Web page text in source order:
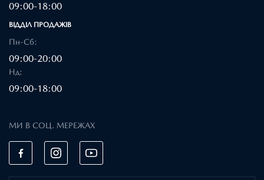
09:00-18:00
ВІДДІЛ ПРОДАЖІВ
Пн-Сб:
09:00-20:00
Нд:
09:00-18:00
МИ В СОЦ. МЕРЕЖАХ